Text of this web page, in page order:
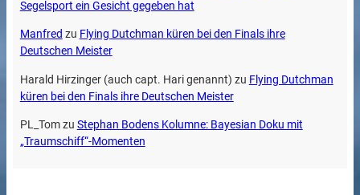
Segelsport ein Gesicht gegeben hat
Manfred zu Flying Dutchman küren bei den Finals ihre
Deutschen Meister
Harald Hirzinger (auch capt. Hari genannt) zu Flying Dutchman
küren bei den Finals ihre Deutschen Meister
PL_Tomzu Stephan Bodens Kolumne: Bayesian Doku mit
„Traumschiff“-Momenten